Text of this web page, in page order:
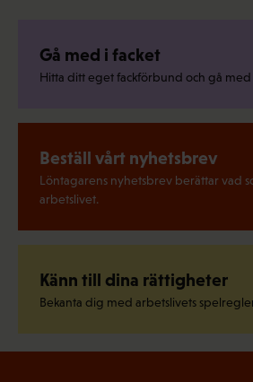
Gå med i facket
Hitta ditt eget fackförbund och gå
Beställ vårt nyhetsbrev
Löntagarens nyhetsbrev berättar vad
arbetslivet.
Känn till dina rättigheter
Bekanta dig med arbetslivets